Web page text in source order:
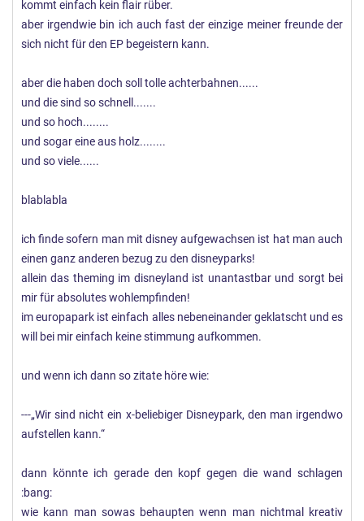
kommt einfach kein flair rüber.
aber irgendwie bin ich auch fast der einzige meiner freunde der
sich nicht für den EP begeistern kann.
aber die haben doch soll tolle achterbahnen......
und die sind so schnell.......
und so hoch........
und sogar eine aus holz........
und so viele......
blablabla
ich finde sofern man mit disney aufgewachsen ist hat man auch
einen ganz anderen bezug zu den disneyparks!
allein das theming im disneyland ist unantastbar und sorgt bei
mir für absolutes wohlempfinden!
im europapark ist einfach alles nebeneinander geklatscht und es
will bei mir einfach keine stimmung aufkommen.
und wenn ich dann so zitate höre wie:
---„Wir sind nicht ein x-beliebiger Disneypark, den man irgendwo
aufstellen kann.“
dann könnte ich gerade den kopf gegen die wand schlagen
:bang:
wie kann man sowas behaupten wenn man nichtmal kreativ